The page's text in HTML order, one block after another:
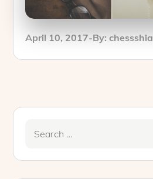
Posted
April 10, 2017 By:chessshia